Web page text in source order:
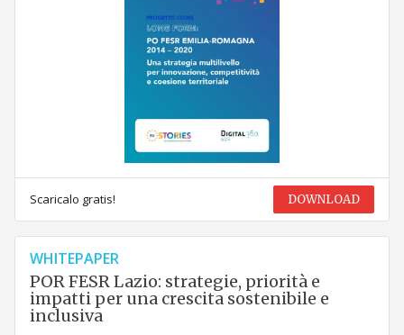
Scaricalo gratis! DOWNLOAD
WHITEPAPER
POR FESR Lazio: strategie, priorità e
impatti per una crescita sostenibile e
inclusiva